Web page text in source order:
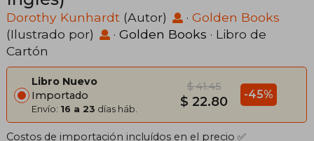
Dorothy Kunhardt (Autor) · Golden Books
(Ilustrado por)
· Golden Books · Libro de
Cartón
Libro Nuevo
Importado
Envío: 16 a 23 días háb.
$ 41.45
$ 22.80 -45%
Costos de importación incluídos en el precio ✅